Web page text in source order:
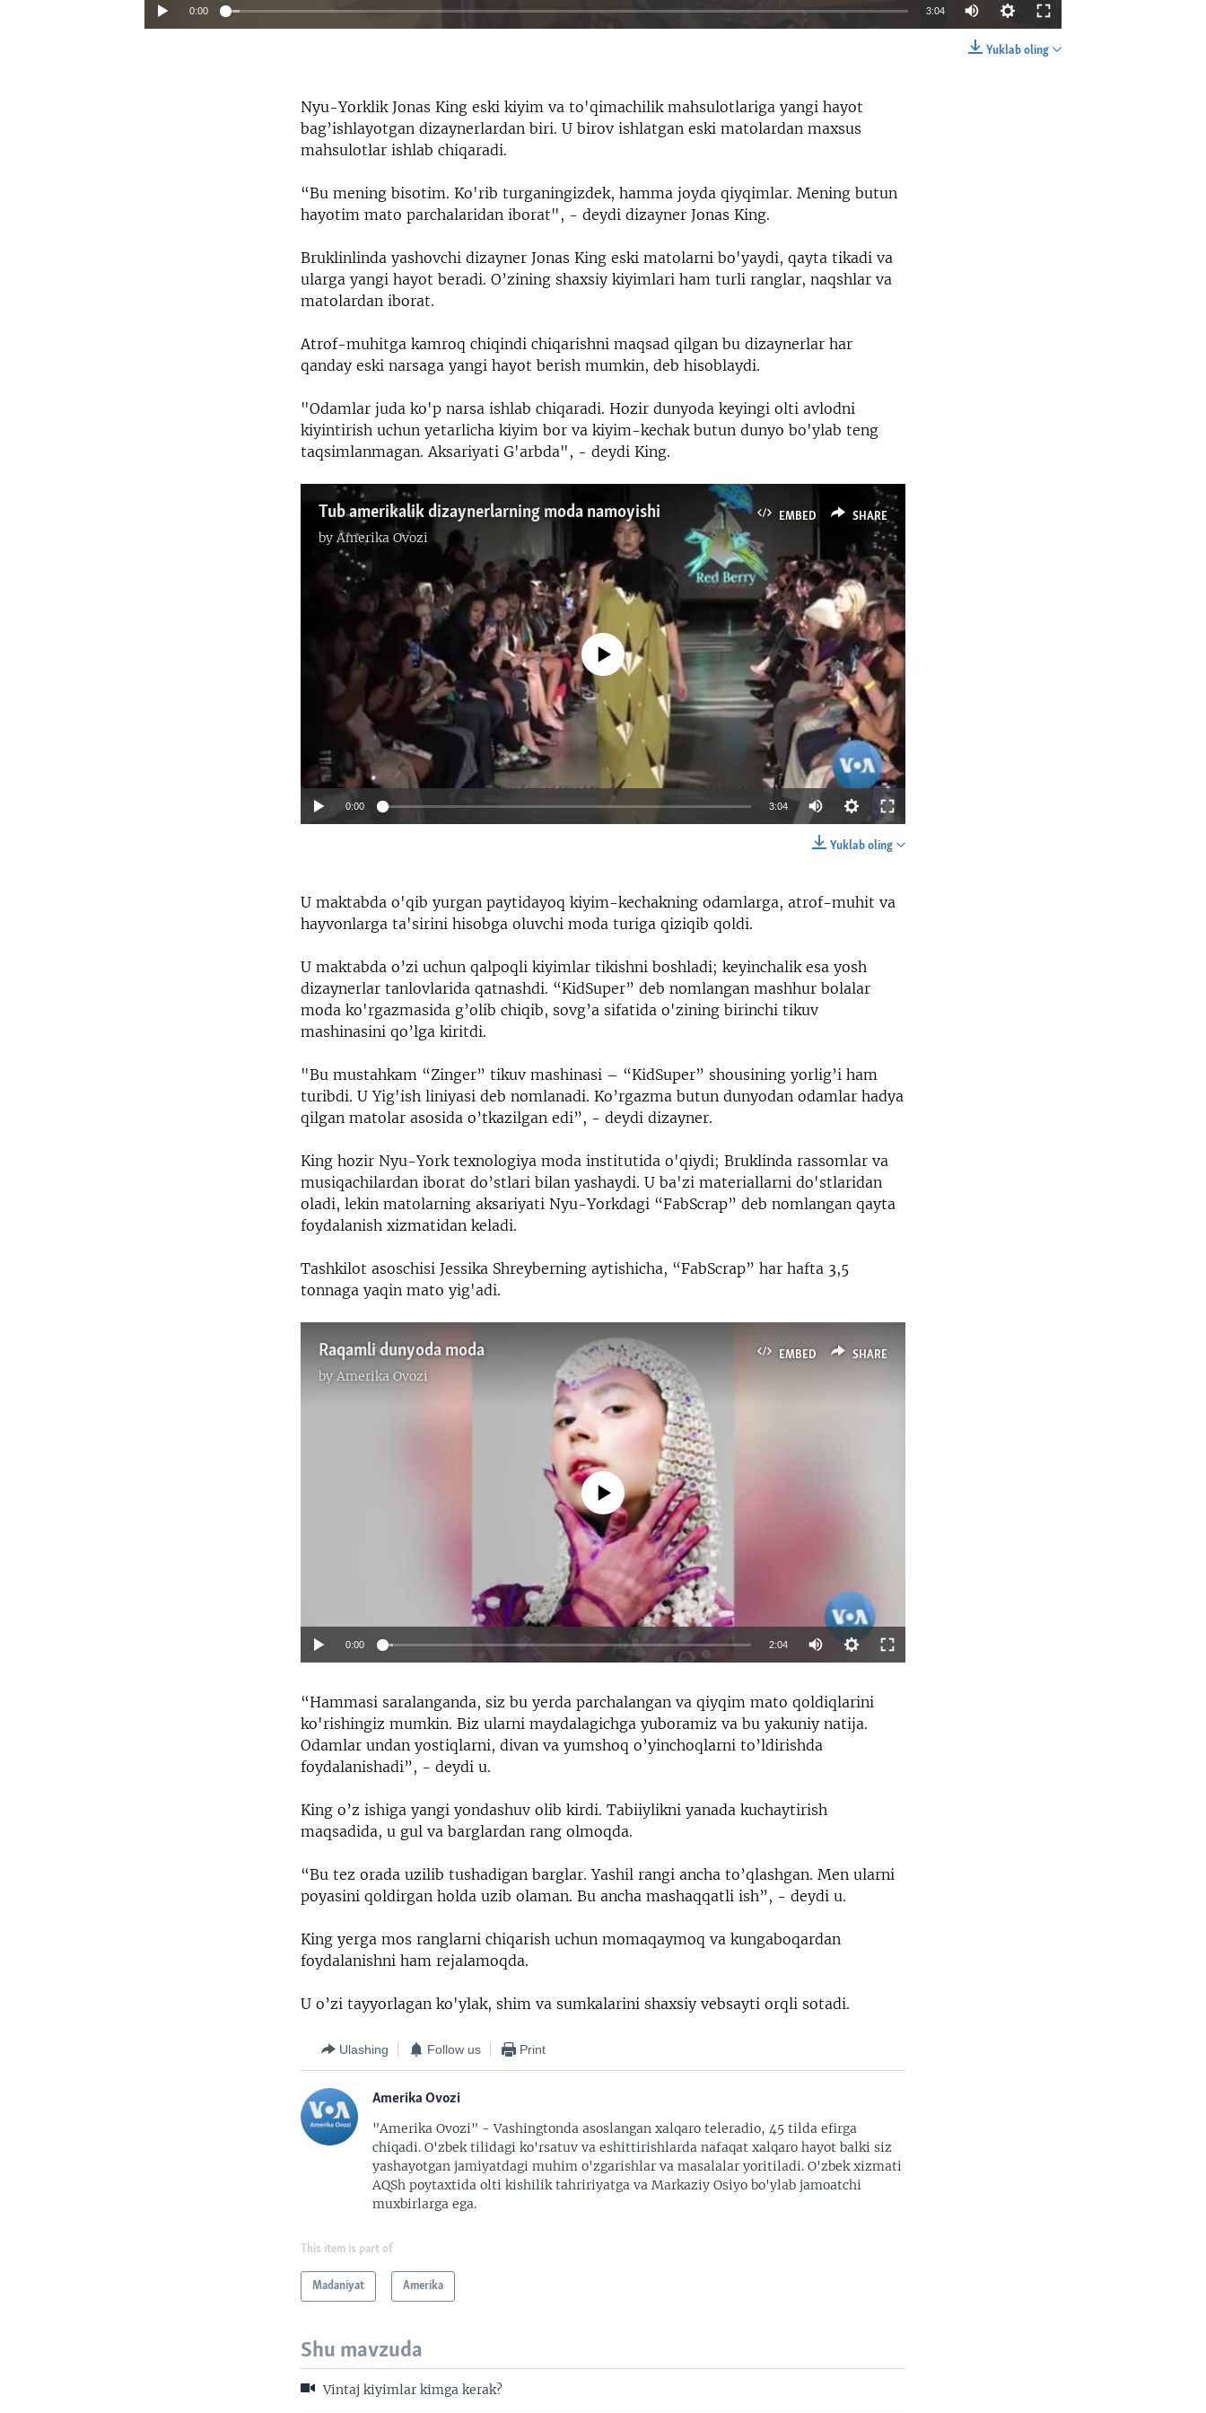
0:00 3:04
Yuklab oling
Nyu-Yorklik Jonas King eski kiyim va to'qimachilik mahsulotlariga yangi hayot
bag’ishlayotgan dizaynerlardan biri. U birov ishlatgan eski matolardan maxsus
mahsulotlar ishlab chiqaradi.
“Bu mening bisotim. Ko'rib turganingizdek, hamma joyda qiyqimlar. Mening butun
hayotim mato parchalaridan iborat", - deydi dizayner Jonas King.
Bruklinlinda yashovchi dizayner Jonas King eski matolarni bo'yaydi, qayta tikadi va
ularga yangi hayot beradi. O’zining shaxsiy kiyimlari ham turli ranglar, naqshlar va
matolardan iborat.
Atrof-muhitga kamroq chiqindi chiqarishni maqsad qilgan bu dizaynerlar har
qanday eski narsaga yangi hayot berish mumkin, deb hisoblaydi.
"Odamlar juda ko'p narsa ishlab chiqaradi. Hozir dunyoda keyingi olti avlodni
kiyintirish uchun yetarlicha kiyim bor va kiyim-kechak butun dunyo bo'ylab teng
taqsimlanmagan. Aksariyati G'arbda", - deydi King.
EMBED SHARE
Tub amerikalik dizaynerlarning moda namoyishi
byAmerika Ovozi
No media source currently available
0:00 3:04
Yuklab oling
U maktabda o'qib yurgan paytidayoq kiyim-kechakning odamlarga, atrof-muhit va
hayvonlarga ta'sirini hisobga oluvchi moda turiga qiziqib qoldi.
U maktabda o’zi uchun qalpoqli kiyimlar tikishni boshladi; keyinchalik esa yosh
dizaynerlar tanlovlarida qatnashdi. “KidSuper” deb nomlangan mashhur bolalar
moda ko'rgazmasida g’olib chiqib, sovg’a sifatida o'zining birinchi tikuv
mashinasini qo’lga kiritdi.
"Bu mustahkam “Zinger” tikuv mashinasi – “KidSuper” shousining yorlig’i ham
turibdi. U Yig'ish liniyasi deb nomlanadi. Ko’rgazma butun dunyodan odamlar hadya
qilgan matolar asosida o’tkazilgan edi”, - deydi dizayner.
King hozir Nyu-York texnologiya moda institutida o'qiydi; Bruklinda rassomlar va
musiqachilardan iborat do’stlari bilan yashaydi. U ba'zi materiallarni do'stlaridan
oladi, lekin matolarning aksariyati Nyu-Yorkdagi “FabScrap” deb nomlangan qayta
foydalanish xizmatidan keladi.
Tashkilot asoschisi Jessika Shreyberning aytishicha, “FabScrap” har hafta 3,5
tonnaga yaqin mato yig'adi.
EMBED SHARE
Raqamli dunyoda moda
byAmerika Ovozi
EMBED SHARE
No media source currently available
0:00 2:04
“Hammasi saralanganda, siz bu yerda parchalangan va qiyqim mato qoldiqlarini
ko'rishingiz mumkin. Biz ularni maydalagichga yuboramiz va bu yakuniy natija.
Odamlar undan yostiqlarni, divan va yumshoq o’yinchoqlarni to’ldirishda
foydalanishadi”, - deydi u.
King o’z ishiga yangi yondashuv olib kirdi. Tabiiylikni yanada kuchaytirish
maqsadida, u gul va barglardan rang olmoqda.
“Bu tez orada uzilib tushadigan barglar. Yashil rangi ancha to’qlashgan. Men ularni
poyasini qoldirgan holda uzib olaman. Bu ancha mashaqqatli ish”, - deydi u.
King yerga mos ranglarni chiqarish uchun momaqaymoq va kungaboqardan
foydalanishni ham rejalamoqda.
U o’zi tayyorlagan ko'ylak, shim va sumkalarini shaxsiy vebsayti orqli sotadi.
Ulashing Follow us Print
Amerika Ovozi
"Amerika Ovozi" - Vashingtonda asoslangan xalqaro teleradio, 45 tilda efirga
chiqadi. O'zbek tilidagi ko'rsatuv va eshittirishlarda nafaqat xalqaro hayot balki siz
yashayotgan jamiyatdagi muhim o'zgarishlar va masalalar yoritiladi. O'zbek xizmati
AQSh poytaxtida olti kishilik tahririyatga va Markaziy Osiyo bo'ylab jamoatchi
muxbirlarga ega.
This item is part of
Madaniyat Amerika
Shu mavzuda
Vintaj kiyimlar kimga kerak?